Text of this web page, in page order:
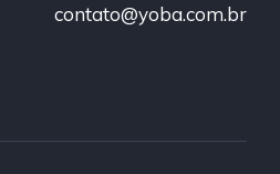
contato@yoba.com.br